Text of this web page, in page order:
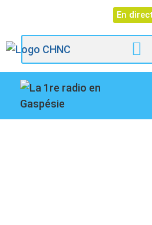
En direct